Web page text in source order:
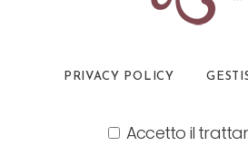
PRIVACY POLICY
Accetto il